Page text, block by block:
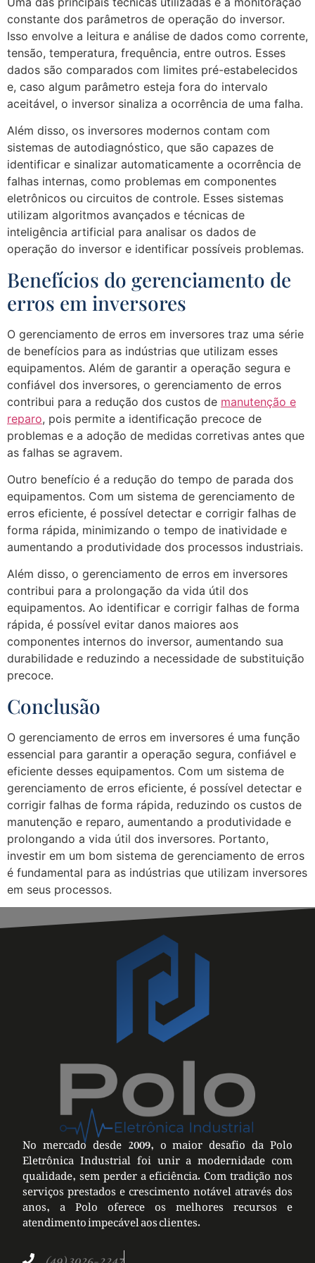
constante dos parâmetros de operação do inversor.
Isso envolve a leitura e análise de dados como corrente,
tensão, temperatura, frequência, entre outros. Esses
dados são comparados com limites pré-estabelecidos
e, caso algum parâmetro esteja fora do intervalo
aceitável, o inversor sinaliza a ocorrência de uma falha.
Além disso, os inversores modernos contam com
sistemas de autodiagnóstico, que são capazes de
identificar e sinalizar automaticamente a ocorrência de
falhas internas, como problemas em componentes
eletrônicos ou circuitos de controle. Esses sistemas
utilizam algoritmos avançados e técnicas de
inteligência artificial para analisar os dados de
operação do inversor e identificar possíveis problemas.
Benefícios do gerenciamento de
erros em inversores
O gerenciamento de erros em inversores traz uma série
de benefícios para as indústrias que utilizam esses
equipamentos. Além de garantir a operação segura e
confiável dos inversores, o gerenciamento de erros
contribui para a redução dos custos de manutenção e
reparo, pois permite a identificação precoce de
problemas e a adoção de medidas corretivas antes que
as falhas se agravem.
Outro benefício é a redução do tempo de parada dos
equipamentos. Com um sistema de gerenciamento de
erros eficiente, é possível detectar e corrigir falhas de
forma rápida, minimizando o tempo de inatividade e
aumentando a produtividade dos processos industriais.
Além disso, o gerenciamento de erros em inversores
contribui para a prolongação da vida útil dos
equipamentos. Ao identificar e corrigir falhas de forma
rápida, é possível evitar danos maiores aos
componentes internos do inversor, aumentando sua
durabilidade e reduzindo a necessidade de substituição
precoce.
Conclusão
O gerenciamento de erros em inversores é uma função
essencial para garantir a operação segura, confiável e
eficiente desses equipamentos. Com um sistema de
gerenciamento de erros eficiente, é possível detectar e
corrigir falhas de forma rápida, reduzindo os custos de
manutenção e reparo, aumentando a produtividade e
prolongando a vida útil dos inversores. Portanto,
investir em um bom sistema de gerenciamento de erros
é fundamental para as indústrias que utilizam inversores
em seus processos.
No mercado desde 2009, o maior desafio da Polo
Eletrônica Industrial foi unir a modernidade com
qualidade, sem perder a eficiência. Com tradição nos
serviços prestados e crescimento notável através dos
anos, a Polo oferece os melhores recursos e
atendimento impecável aos clientes.